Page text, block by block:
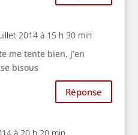
2014 à 15 h 30 min
me tente bien, j’en
bisous
Réponse